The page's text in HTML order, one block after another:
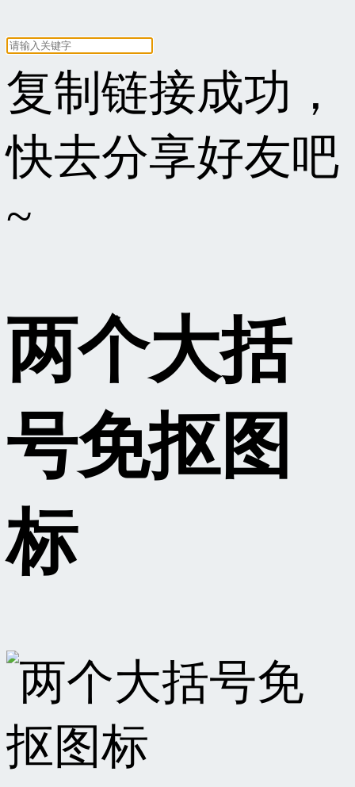
复制链接成功，
快去分享好友吧
~
两个大括
号免抠图
标